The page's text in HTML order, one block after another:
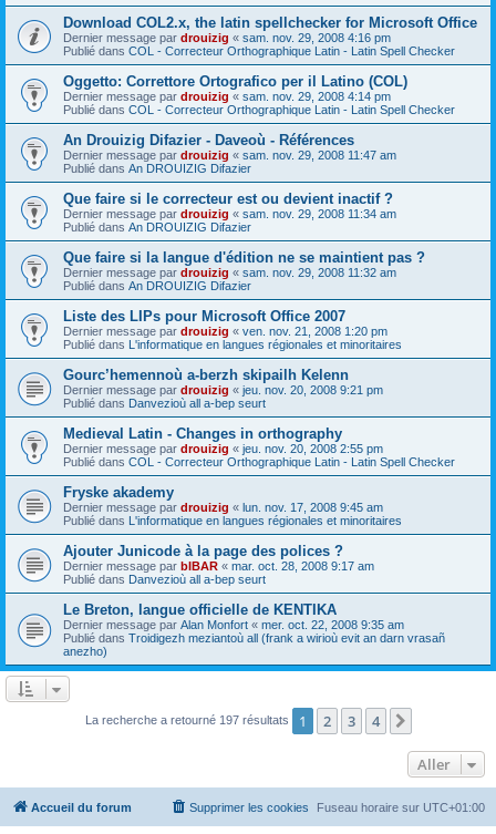
Download COL2.x, the latin spellchecker for Microsoft Office
Dernier message par drouizig « sam. nov. 29, 2008 4:16 pm
Publié dans COL - Correcteur Orthographique Latin - Latin Spell Checker
Oggetto: Correttore Ortografico per il Latino (COL)
Dernier message par drouizig « sam. nov. 29, 2008 4:14 pm
Publié dans COL - Correcteur Orthographique Latin - Latin Spell Checker
An Drouizig Difazier - Daveoù - Références
Dernier message par drouizig « sam. nov. 29, 2008 11:47 am
Publié dans An DROUIZIG Difazier
Que faire si le correcteur est ou devient inactif ?
Dernier message par drouizig « sam. nov. 29, 2008 11:34 am
Publié dans An DROUIZIG Difazier
Que faire si la langue d'édition ne se maintient pas ?
Dernier message par drouizig « sam. nov. 29, 2008 11:32 am
Publié dans An DROUIZIG Difazier
Liste des LIPs pour Microsoft Office 2007
Dernier message par drouizig « ven. nov. 21, 2008 1:20 pm
Publié dans L'informatique en langues régionales et minoritaires
Gourc’hemennoù a-berzh skipailh Kelenn
Dernier message par drouizig « jeu. nov. 20, 2008 9:21 pm
Publié dans Danvezioù all a-bep seurt
Medieval Latin - Changes in orthography
Dernier message par drouizig « jeu. nov. 20, 2008 2:55 pm
Publié dans COL - Correcteur Orthographique Latin - Latin Spell Checker
Fryske akademy
Dernier message par drouizig « lun. nov. 17, 2008 9:45 am
Publié dans L'informatique en langues régionales et minoritaires
Ajouter Junicode à la page des polices ?
Dernier message par bIBAR « mar. oct. 28, 2008 9:17 am
Publié dans Danvezioù all a-bep seurt
Le Breton, langue officielle de KENTIKA
Dernier message par Alan Monfort « mer. oct. 22, 2008 9:35 am
Publié dans Troidigezh meziantoù all (frank a wirioù evit an darn vrasañ
anezho)
La recherche a retourné 197 résultats 1 2 3 4
Aller
Accueil du forum Fuseau horaire sur UTC+01:00
Supprimer les cookies